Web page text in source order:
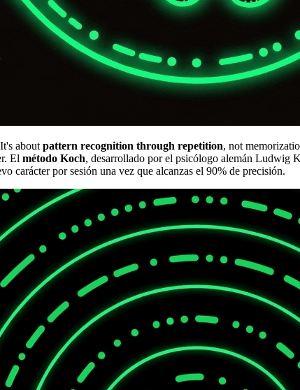
about pattern recognition through repetition, not
El método Koch, desarrollado por el psicólogo alemán Ludwig
carácter por sesión una vez que alcanzas el 90% de precisión.